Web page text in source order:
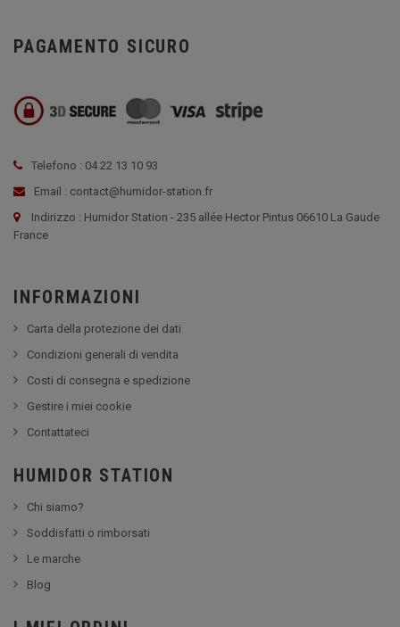
PAGAMENTO SICURO
Telefono : 04 22 13 10 93
Email : contact@humidor-station.fr
Indirizzo : Humidor Station - 235 allée Hector Pintus 06610 La Gaude
France
INFORMAZIONI
Carta della protezione dei dati
Condizioni generali di vendita
Costi di consegna e spedizione
Gestire i miei cookie
Contattateci
HUMIDOR STATION
Chi siamo?
Soddisfatti o rimborsati
Le marche
Blog